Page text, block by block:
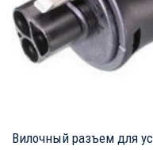
Вилочный разъем для